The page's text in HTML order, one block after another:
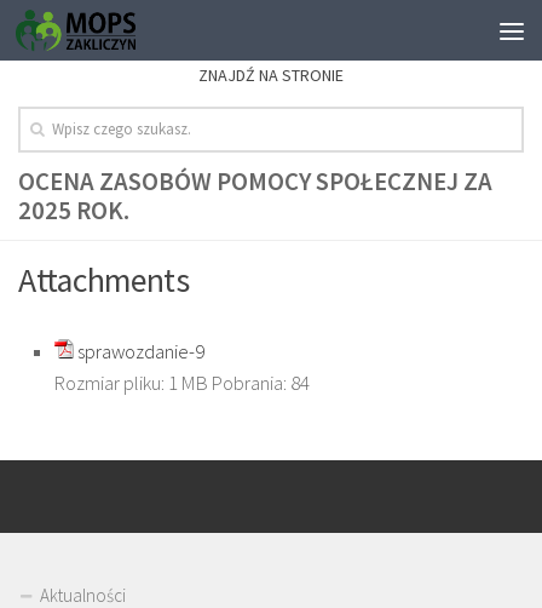
ZNAJDŹ NA STRONIE
OCENA ZASOBÓW POMOCY SPOŁECZNEJ ZA
2025 ROK.
Attachments
sprawozdanie-9
Rozmiar pliku: 1 MB Pobrania: 84
Aktualności